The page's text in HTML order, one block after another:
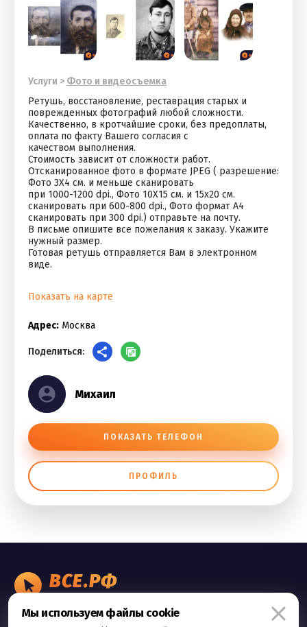
Услуги > Фото и видеосъемка
Ретушь, восстановление, реставрация старых и
поврежденных фотографий любой сложности.
Качественно, в кротчайшие сроки, без предоплаты,
оплата по факту Вашего согласия с
качеством выполнения.
Стоимость зависит от сложности работ.
Отсканированное фото в формате JPEG ( разрешение:
Фото 3Х4 см. и меньше сканировать
при 1000-1200 dpi., Фото 10Х15 см. и 15х20 см.
сканировать при 600-800 dpi., Фото формат А4
сканировать при 300 dpi.) отправьте на почту.
В письме опишите все пожелания к заказу. Укажите
нужный размер.
Готовая ретушь отправляется Вам в электронном
виде.
Показать на карте
Адрес: Москва
Поделиться:
Михаил
ПОКАЗАТЬ ТЕЛЕФОН
ПРОФИЛЬ
ВСЕ.РФ
Правила сервиса
Мы используем файлы cookie